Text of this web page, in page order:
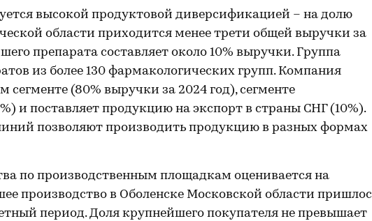
высокой продуктовой диверсификацией – на долю
области приходится менее трети общей выручки за
препарата составляет около 10% выручки. Группа
из более 130 фармакологических групп. Компания
сегменте (80% выручки за 2024 год), сегменте
и поставляет продукцию на экспорт в страны СНГ (10%).
позволяют производить продукцию в разных формах
по производственным площадкам оценивается на
производство в Оболенске Московской области
период. Доля крупнейшего покупателя не превышает